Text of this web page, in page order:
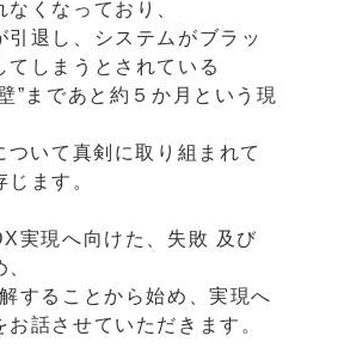
くなっており、
引退し、システムがブラッ
てしまうとされている
”まであと約５か月という現
いて真剣に取り組まれて
ます。
実現へ向けた、失敗 及び
することから始め、実現へ
お話させていただきます。